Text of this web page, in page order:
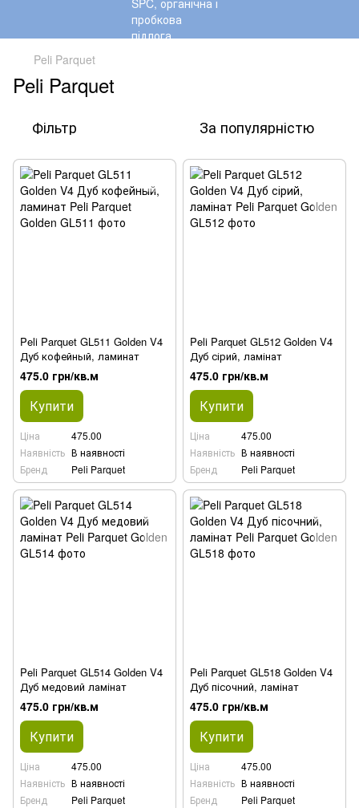
Peli Parquet
Peli Parquet
Фільтр За популярністю
Peli Parquet GL511 Golden V4
Дуб кофейный, ламинат
475.0 грн/кв.м
Купити
Ціна
475.00
Наявність В наявності
Бренд
Peli Parquet
Peli Parquet GL512 Golden V4
Дуб сірий, ламінат
475.0 грн/кв.м
Купити
Ціна
475.00
Наявність В наявності
Бренд
Peli Parquet
Peli Parquet GL514 Golden V4
Дуб медовий ламінат
475.0 грн/кв.м
Купити
Ціна
475.00
Наявність В наявності
Бренд
Peli Parquet
Peli Parquet GL518 Golden V4
Дуб пісочний, ламінат
475.0 грн/кв.м
Купити
Ціна
475.00
Наявність В наявності
Бренд
Peli Parquet